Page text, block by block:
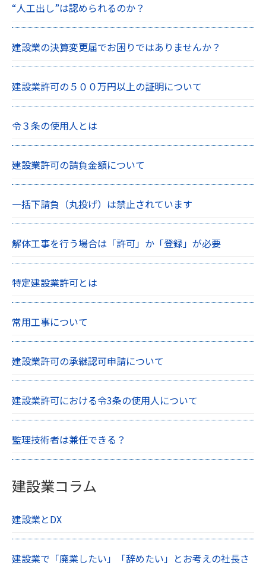
“人工出し”は認められるのか？
建設業の決算変更届でお困りではありませんか？
建設業許可の５００万円以上の証明について
令３条の使用人とは
建設業許可の請負金額について
一括下請負（丸投げ）は禁止されています
解体工事を行う場合は「許可」か「登録」が必要
特定建設業許可とは
常用工事について
建設業許可の承継認可申請について
建設業許可における令3条の使用人について
監理技術者は兼任できる？
建設業コラム
建設業とDX
建設業で「廃業したい」「辞めたい」とお考えの社長さ